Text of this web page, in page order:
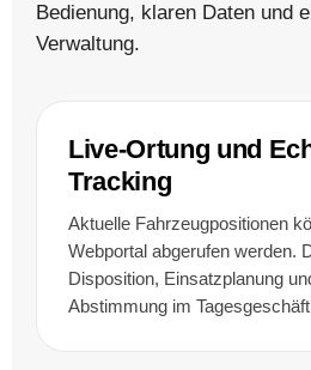
Bedienung, klaren Daten und
Verwaltung.
Live-Ortung und
Tracking
Aktuelle Fahrzeugpositionen
Webportal abgerufen werden.
Disposition, Einsatzplanung
Abstimmung im